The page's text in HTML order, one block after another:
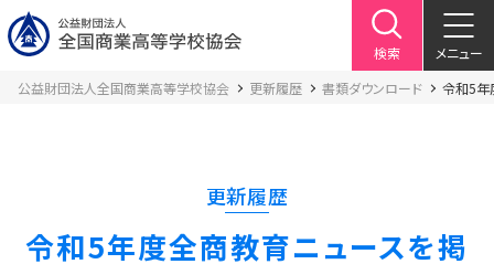
検索
メニュー
公益財団法人全国商業高等学校協会
更新履歴 書類ダウンロード 令和5年
更新履歴
令和5年度全商教育ニュースを掲